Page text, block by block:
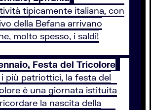
tipicamente italiana, con
della Befana arrivano
molto spesso, i saldi!
Festa del Tricolore
i più patriottici, la festa del
è una giornata istituita
la nascita della